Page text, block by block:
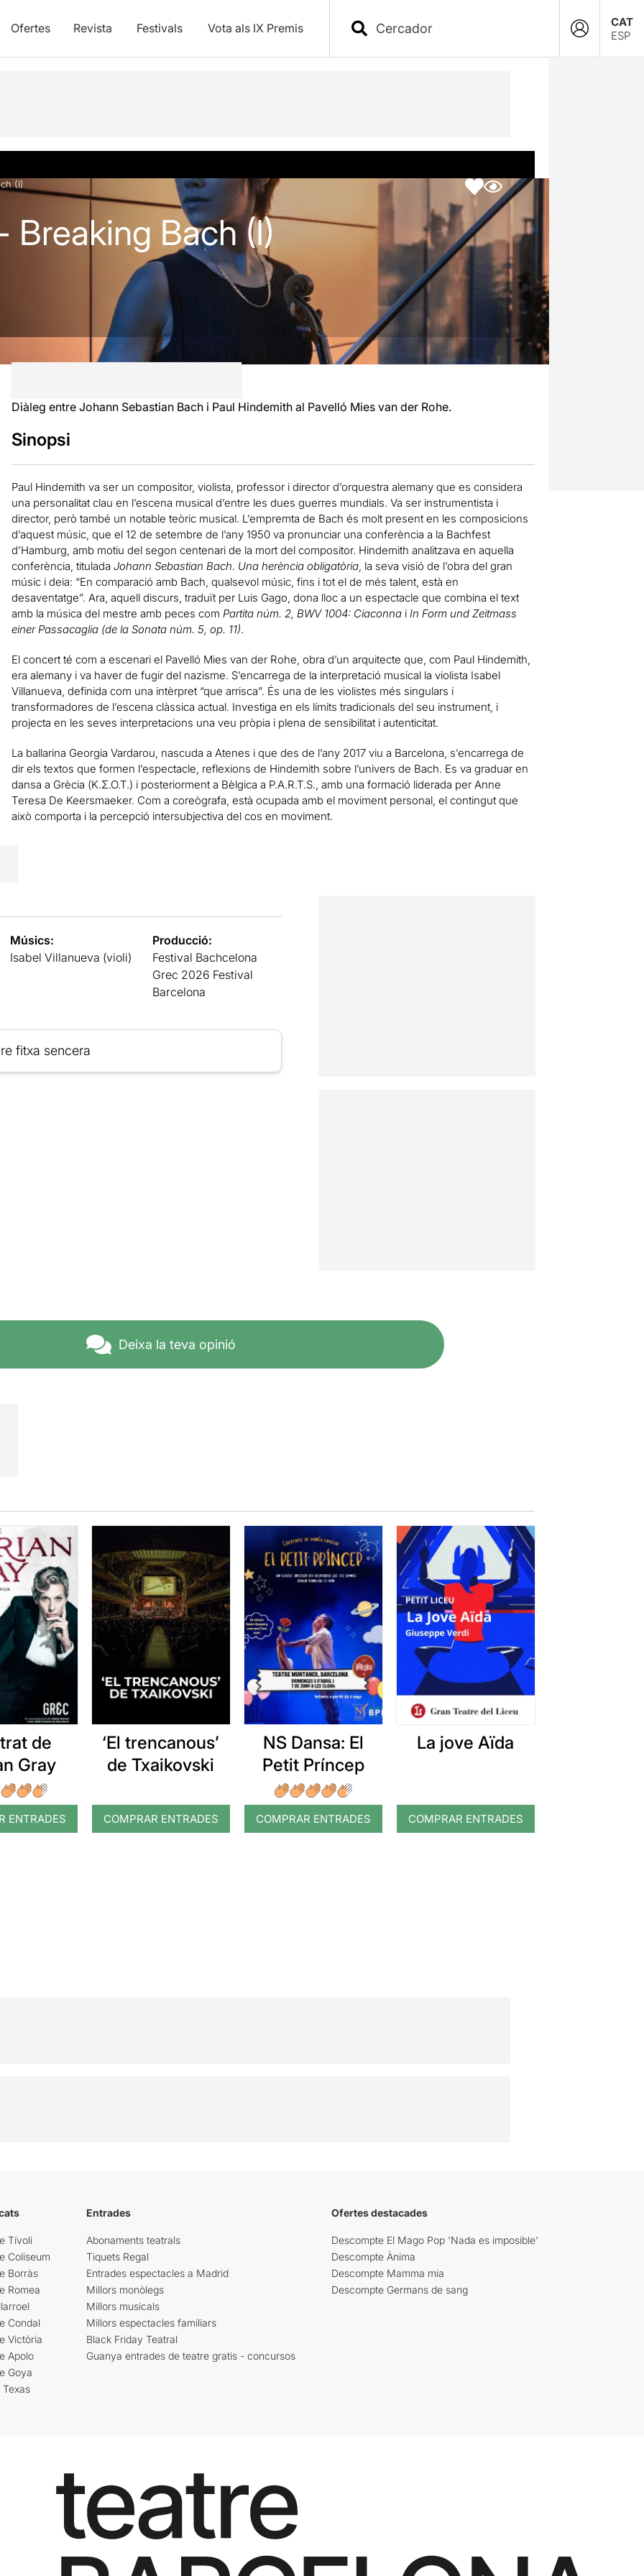
Ofertes Revista Festivals Vota als IX Premis
CAT
ESP
(I)
Breaking Bach (I)
Diàleg entre Johann Sebastian Bach i Paul Hindemith al Pavelló Mies van der Rohe.
Sinopsi
Paul Hindemith va ser un compositor, violista, professor i director d’orquestra alemany que es considera
una personalitat clau en l’escena musical d’entre les dues guerres mundials. Va ser instrumentista i
director, però també un notable teòric musical. L’empremta de Bach és molt present en les composicions
d’aquest músic, que el 12 de setembre de l’any 1950 va pronunciar una conferència a la Bachfest
d’Hamburg, amb motiu del segon centenari de la mort del compositor. Hindemith analitzava en aquella
conferència, titulada Johann Sebastian Bach. Una herència obligatòria, la seva visió de l’obra del gran
músic i deia: “En comparació amb Bach, qualsevol músic, fins i tot el de més talent, està en
desaventatge”. Ara, aquell discurs, traduït per Luis Gago, dona lloc a un espectacle que combina el text
amb la música del mestre amb peces com Partita núm. 2, BWV 1004: Ciaconna i In Form und Zeitmass
einer Passacaglia (de la Sonata núm. 5, op. 11).
El concert té com a escenari el Pavelló Mies van der Rohe, obra d’un arquitecte que, com Paul Hindemith,
era alemany i va haver de fugir del nazisme. S’encarrega de la interpretació musical la violista Isabel
Villanueva, definida com una intèrpret “que arrisca”. És una de les violistes més singulars i
transformadores de l’escena clàssica actual. Investiga en els límits tradicionals del seu instrument, i
projecta en les seves interpretacions una veu pròpia i plena de sensibilitat i autenticitat.
La ballarina Georgia Vardarou, nascuda a Atenes i que des de l’any 2017 viu a Barcelona, s’encarrega de
dir els textos que formen l’espectacle, reflexions de Hindemith sobre l’univers de Bach. Es va graduar en
dansa a Grècia (Κ.Σ.Ο.Τ.) i posteriorment a Bèlgica a P.A.R.T.S., amb una formació liderada per Anne
Teresa De Keersmaeker. Com a coreògrafa, està ocupada amb el moviment personal, el contingut que
això comporta i la percepció intersubjectiva del cos en moviment.
Músics:
Isabel Villanueva (violi)
Producció:
Festival Bachcelona
Grec 2026 Festival
Barcelona
fitxa sencera
Deixa la teva opinió
de
Gray
ENTRADES
‘El trencanous’
de Txaikovski
COMPRAR ENTRADES
NS Dansa: El
Petit Príncep
COMPRAR ENTRADES
La jove Aïda
COMPRAR ENTRADES
Tívoli
Coliseum
Borràs
Romea
Condal
Victòria
Apolo
Goya
Texas
Entrades
Abonaments teatrals
Tiquets Regal
Entrades espectacles a Madrid
Millors monòlegs
Millors musicals
Millors espectacles familiars
Black Friday Teatral
Guanya entrades de teatre gratis - concursos
Ofertes destacades
Descompte El Mago Pop 'Nada es imposible'
Descompte Ànima
Descompte Mamma mia
Descompte Germans de sang